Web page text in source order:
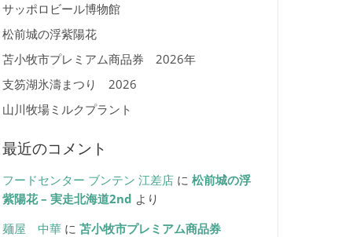
サッポロビール博物館
松前城の浮紫陽花
苫小牧市プレミアム商品券 2026年
支笏湖氷濤まつり 2026
山川牧場ミルクプラント
最近のコメント
フードセンター ブンテン 江差店に 松前城の浮
紫陽花 – 実走北海道2nd より
麺屋 中華に 苫小牧市プレミアム商品券